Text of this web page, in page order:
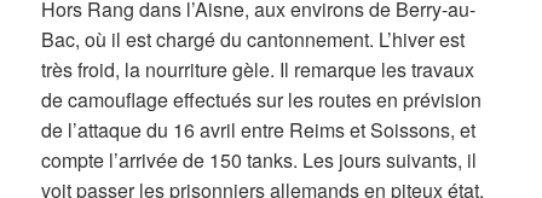
Hors Rang dans l’Aisne, aux environs de Berry-au-
Bac, où il est chargé du cantonnement. L’hiver est
très froid, la nourriture gèle. Il remarque les travaux
de camouflage effectués sur les routes en prévision
de l’attaque du 16 avril entre Reims et Soissons, et
compte l’arrivée de 150 tanks. Les jours suivants, il
voit passer les prisonniers allemands en piteux état.